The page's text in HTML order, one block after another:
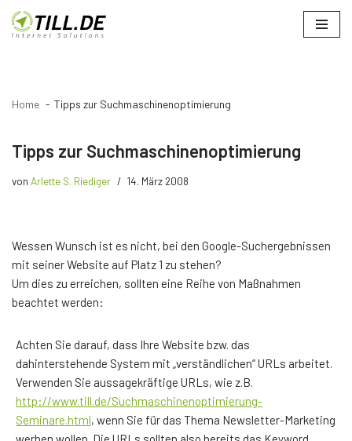
Zum
Home Tipps zur Suchmaschinenoptimierung
Tipps zur Suchmaschinenoptimierung
von Arlette S. Riediger 14. März 2008
Wessen Wunsch ist es nicht, bei den Google-Suchergebnissen
mit seiner Website auf Platz 1 zu stehen?
Um dies zu erreichen, sollten eine Reihe von Maßnahmen
beachtet werden:
Achten Sie darauf, dass Ihre Website bzw. das
dahinterstehende System mit „verständlichen“ URLs arbeitet.
Verwenden Sie aussagekräftige URLs, wie z.B.
http://www.till.de/Suchmaschinenoptimierung-
Seminare.html, wenn Sie für das Thema Newsletter-Marketing